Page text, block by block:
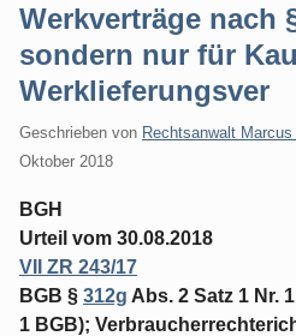
Werkverträge nach
sondern nur für
Werklieferungsver
Geschrieben von Rechtsanwalt
Oktober 2018
BGH
Urteil vom 30.08.2018
VII ZR 243/17
BGB § 312g Abs. 2 Satz 1 Nr. 1
1 BGB);